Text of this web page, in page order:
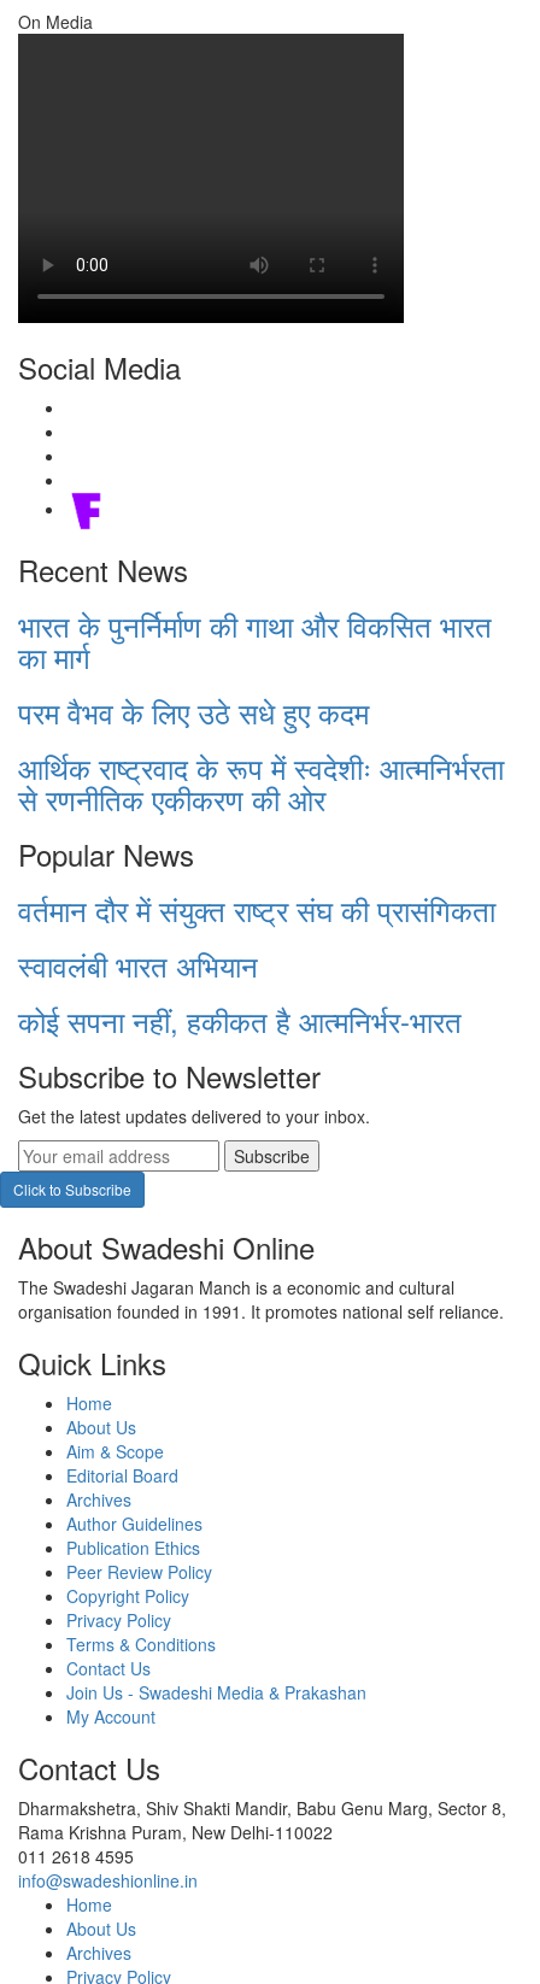
On Media
Social Media
Recent News
भारत के पुनर्निर्माण की गाथा और विकसित भारत
का मार्ग
परम वैभव के लिए उठे सधे हुए कदम
आर्थिक राष्ट्रवाद के रूप में स्वदेशीः आत्मनिर्भरता
से रणनीतिक एकीकरण की ओर
Popular News
वर्तमान दौर में संयुक्त राष्ट्र संघ की प्रासंगिकता
स्वावलंबी भारत अभियान
कोई सपना नहीं, हकीकत है आत्मनिर्भर-भारत
Subscribe to Newsletter
Get the latest updates delivered to your inbox.
Subscribe
Click to Subscribe
About Swadeshi Online
The Swadeshi Jagaran Manch is a economic and cultural
organisation founded in 1991. It promotes national self reliance.
Quick Links
Home
About Us
Aim & Scope
Editorial Board
Archives
Author Guidelines
Publication Ethics
Peer Review Policy
Copyright Policy
Privacy Policy
Terms & Conditions
Contact Us
Join Us - Swadeshi Media & Prakashan
My Account
Contact Us
Dharmakshetra, Shiv Shakti Mandir, Babu Genu Marg, Sector 8,
Rama Krishna Puram, New Delhi-110022
011 2618 4595
info@swadeshionline.in
Home
About Us
Archives
Privacy Policy